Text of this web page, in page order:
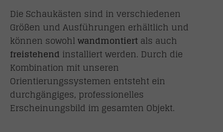
Die Schaukästen sind in verschiedenen
Größen und Ausführungen erhältlich und
können sowohlwandmontiertals auch
freistehend installiert werden. Durch die
Kombination mit unseren
Orientierungssystemen entsteht ein
durchgängiges, professionelles
Erscheinungsbild im gesamten Objekt.